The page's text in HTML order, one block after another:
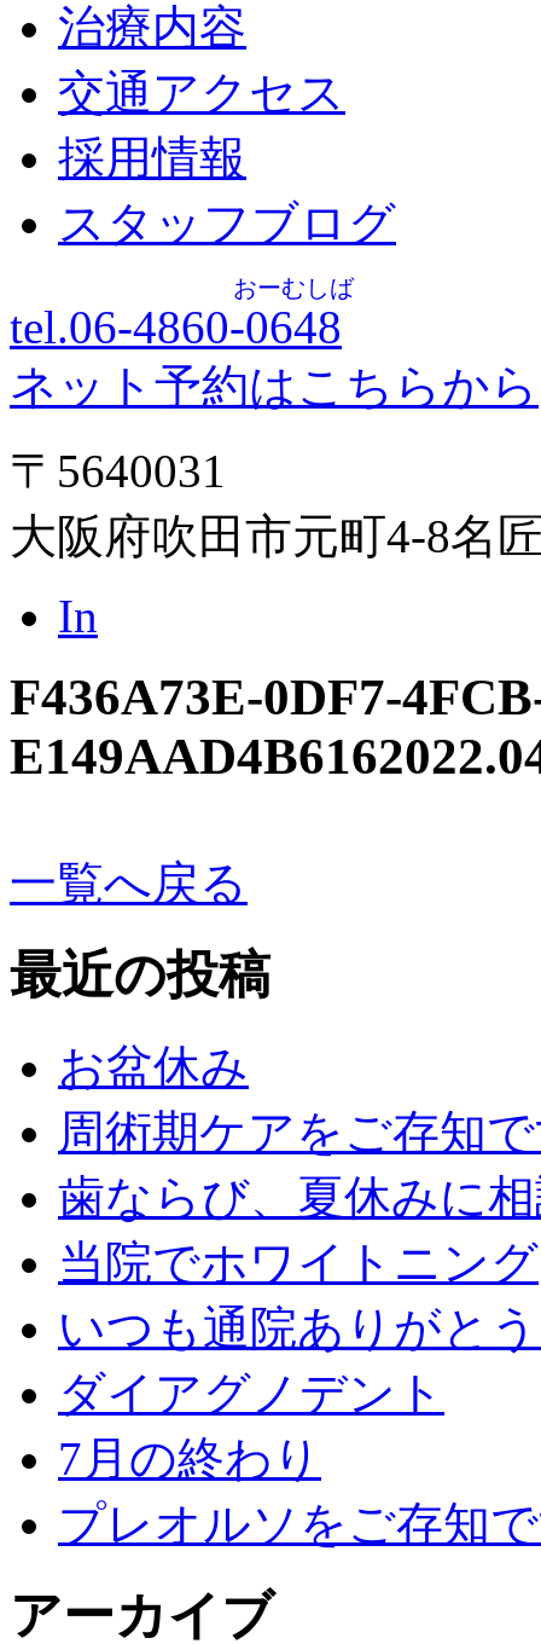
治療内容
交通アクセス
採用情報
スタッフブログ
tel.06-4860-0648
おーむしば
ネット予約はこちらから
〒5640031
大阪府吹田市元町4-8名
In
F436A73E-0DF7-
E149AAD4B616
一覧へ戻る
最近の投稿
お盆休み
周術期ケアをご存知
歯ならび、夏休みに
当院でホワイトニング
いつも通院ありがと
ダイアグノデント
7月の終わり
プレオルソをご存知
アーカイブ